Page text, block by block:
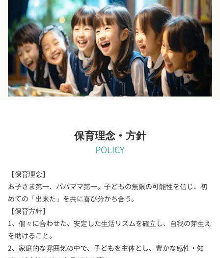
室内に大型遊具があり、雨の日も体をたくさん動かして遊ぶこと
が出来ます。
階段を登るとガラス窓から調理室を見ることもでき、子どもたち
のお気に入りスポットの1つです。
保育理念・方針
POLICY
【保育理念】
お子さま第一、パパママ第一。子どもの無限の可能性を信じ、初
めての「出来た」を共に喜び分かち合う。
【保育方針】
1、個々に合わせた、安定した生活リズムを確立し、自我の芽生え
を助けること。
2、家庭的な雰囲気の中で、子どもを主体とし、豊かな感性・知